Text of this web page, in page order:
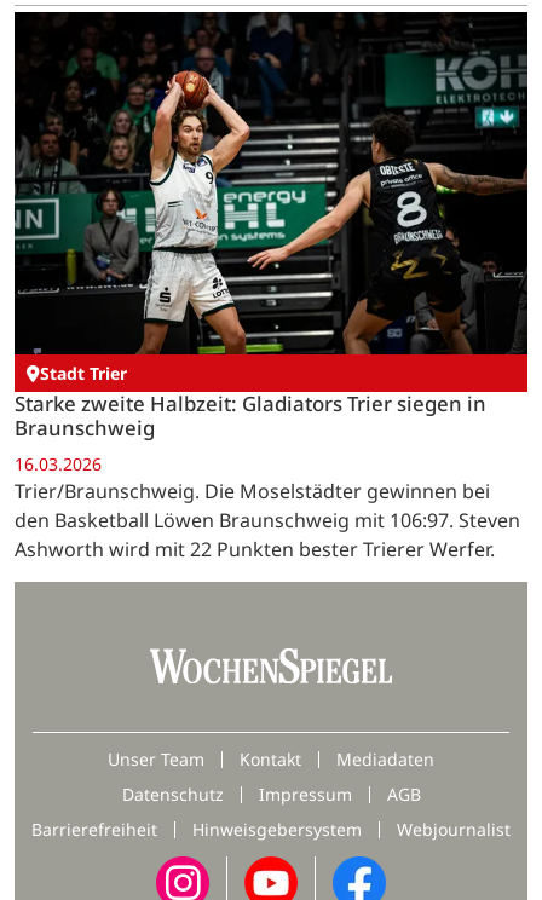
Stadt Trier
Starke zweite Halbzeit: Gladiators Trier siegen in
Braunschweig
16.03.2026
Trier/Braunschweig. Die Moselstädter gewinnen bei
den Basketball Löwen Braunschweig mit 106:97. Steven
Ashworth wird mit 22 Punkten bester Trierer Werfer.
Unser Team Kontakt
Mediadaten
Datenschutz
Impressum
AGB
Barrierefreiheit
Hinweisgebersystem Webjournalist